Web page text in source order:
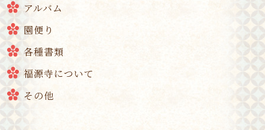
アルバム
園便り
各種書類
福源寺について
その他